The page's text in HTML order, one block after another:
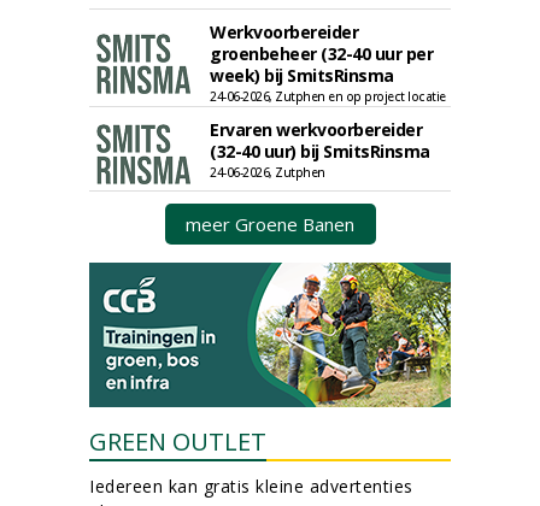
Werkvoorbereider
groenbeheer (32-40 uur per
week) bij SmitsRinsma
24-06-2026, Zutphen en op project locatie
Ervaren werkvoorbereider
(32-40 uur) bij SmitsRinsma
24-06-2026, Zutphen
meer Groene Banen
GREEN OUTLET
Iedereen kan gratis kleine advertenties